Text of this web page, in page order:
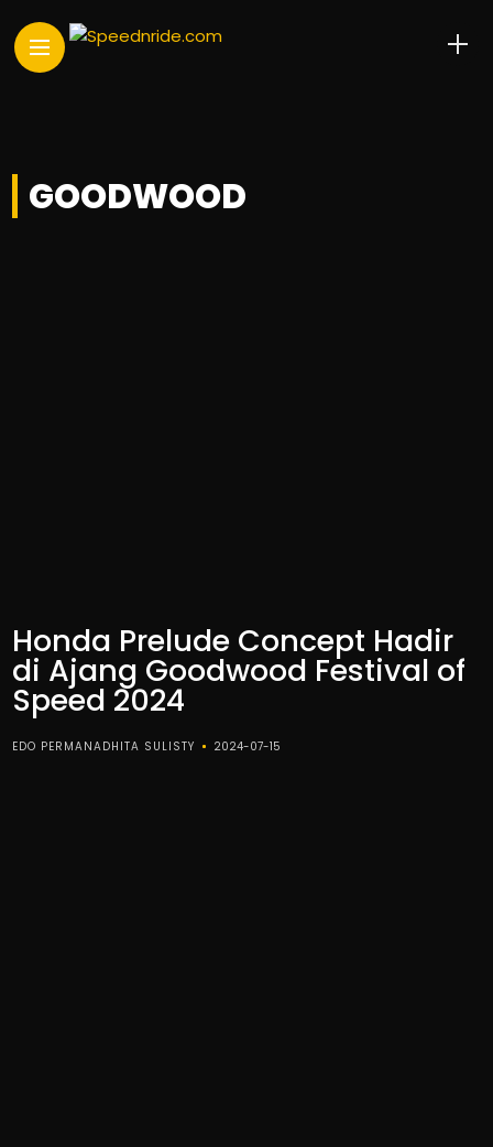
GOODWOOD
Honda Prelude Concept Hadir
di Ajang Goodwood Festival of
Speed 2024
EDO PERMANADHITA SULISTY 2024-07-15